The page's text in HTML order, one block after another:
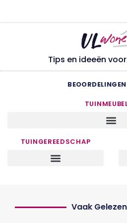
Tips en ideeën
BEOORDELINGEN
TUINGEREEDSCHAP
Vaak